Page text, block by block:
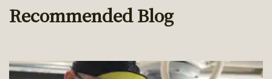
Recommended Blog